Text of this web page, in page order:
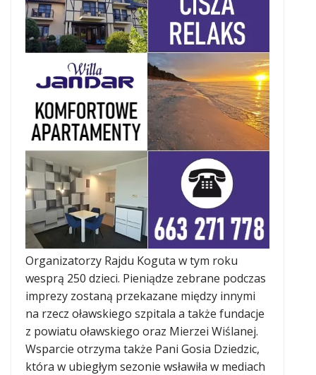
Organizatorzy Rajdu Koguta w tym roku
wesprą 250 dzieci. Pieniądze zebrane podczas
imprezy zostaną przekazane między innymi
na rzecz oławskiego szpitala a także fundacje
z powiatu oławskiego oraz Mierzei Wiślanej.
Wsparcie otrzyma także Pani Gosia Dziedzic,
która w ubiegłym sezonie wsławiła w mediach